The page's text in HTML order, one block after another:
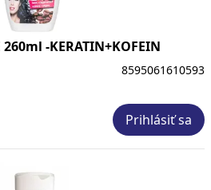
-KERATIN+KOFEIN
8595061610593
Prihlásiť sa